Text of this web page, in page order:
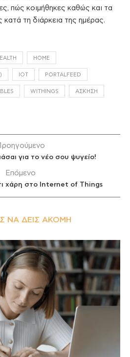
πώς κοιμήθηκες καθώς και τα
τη διάρκεια της ημέρας.
HOME
IOT PORTALFEED
WITHINGS ΆΣΚΗΣΗ
Προηγούμενο
για το νέο σου ψυγείο!
Επόμενο
χάρη στο Internet of Things
ΝΑ ΔΕΙΣ ΑΚΌΜΗ